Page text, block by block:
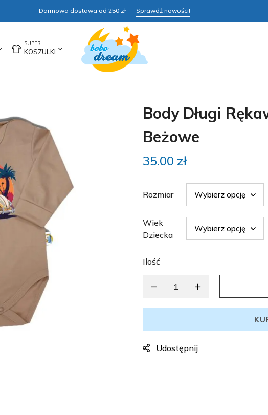
Darmowa dostawa od 250 zł Sprawdź nowości!
KOSZULKI
Body Długi
Beżowe
35.00 zł
Rozmiar
Wiek
Dziecka
Ilość
Udostępnij